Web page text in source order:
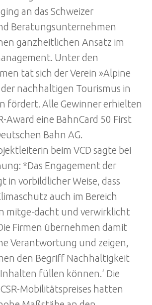
an das Schweizer
Beratungsunternehmen
ganzheitlichen Ansatz im
Unter den
tat sich der Verein »Alpine
der nachhaltigen Tourismus in
fördert. Alle Gewinner erhielten
Award eine BahnCard 50 First
Bahn AG.
beim VCD sagte bei
*Das Engagement der
in vorbildlicher Weise, dass
auch im Bereich
mitge-dacht und verwirklicht
Firmen übernehmen damit
Verantwortung und zeigen,
den Begriff Nachhaltigkeit
füllen können.‘ Die
Mobilitätspreises hatten